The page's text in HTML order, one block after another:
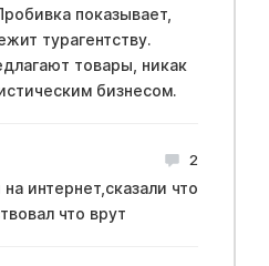
показывает,
турагентству.
товары, никак
бизнесом.
2
интернет,сказали что
что врут